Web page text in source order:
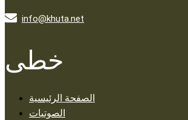
info@khuta.net
خطى
الصفحة الرئيسية
الصوتيات